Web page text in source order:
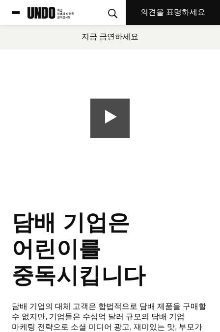
의견을 표명하세요
지금 금연하세요
담배 기업은
어린이를
중독시킵니다
담배 기업의 대체 고객은 합법적으로 담배 제품을 구매할
수 없지만, 기업들은 수십억 달러 규모의 담배 기업
마케팅 전략으로 소셜 미디어 광고, 재미있는 맛, 부모가